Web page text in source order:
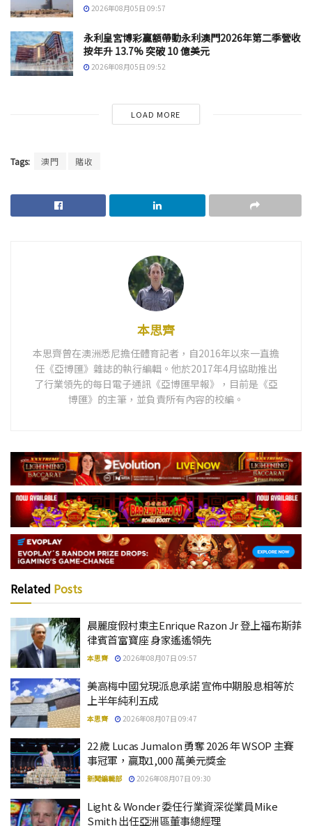
2026年08月05日 09:57
永利皇宮博彩贏額帶動永利澳門2026年第二季營收
按年升 13.7% 突破 10 億美元
2026年08月05日 09:52
LOAD MORE
Tags: 澳門 賭收
本思齊
本思齊曾在澳洲悉尼擔任體育記者，自2016年以來一直擔
任《亞博匯》雜誌的執行編輯。他於2017年4月協助推出
了行業領先的每日電子通訊《亞博匯早報》，目前是《亞
博匯》的主筆，並負責所有內容的校編。
Related Posts
晨麗度假村東主Enrique Razon Jr 登上福布斯菲
律賓首富寶座 身家遙遙領先
本思齊 2026年08月07日 09:57
美高梅中國兌現派息承諾 宣佈中期股息相等於
上半年純利五成
本思齊 2026年08月07日 09:47
22 歲 Lucas Jumalon 勇奪 2026 年 WSOP 主賽
事冠軍，贏取1,000 萬美元獎金
新聞編輯部 2026年08月07日 09:30
Light & Wonder 委任行業資深從業員Mike
Smith 出任亞洲區董事總經理